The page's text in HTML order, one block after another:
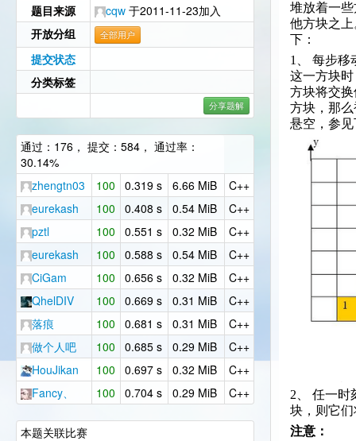
题目来源 cqw 于2011-11-23加入
开放分组
全部用户
提交状态
分类标签
分享题解
通过：176， 提交：584， 通过率：
30.14%
zhengtn03
100 0.319 s 6.66 MiB
C++
eurekash
100 0.408 s 0.54 MiB
C++
pztl
100 0.551 s 0.32 MiB
C++
eurekash
100 0.588 s 0.54 MiB
C++
CiGam
100 0.656 s 0.32 MiB
C++
QhelDIV
100 0.669 s 0.31 MiB
C++
落痕
100 0.681 s 0.31 MiB
C++
做个人吧
100 0.685 s 0.29 MiB
C++
HouJikan
100 0.697 s 0.32 MiB
C++
Fancy、
100 0.704 s 0.29 MiB C++
本题关联比赛
堆放着一
他方块之上
下：
1、 每步移
这一方块
方块将交
方块，那
悬空，参
2、 任一时
块，则它
注意：